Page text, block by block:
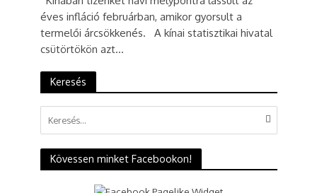
éves infláció februárban, amikor gyorsult a
termelői árcsökkenés. A kínai statisztikai hivatal
csütörtökön azt...
Keresés
Kövessen minket Facebookon!